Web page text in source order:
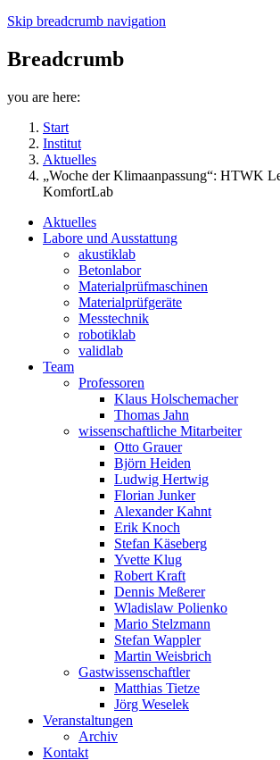
Skip breadcrumb navigation
Breadcrumb
you are here:
Start
Institut
Aktuelles
„Woche der Klimaanpassung“: HTWK
KomfortLab
Aktuelles
Labore und Ausstattung
akustiklab
Betonlabor
Materialprüfmaschinen
Materialprüfgeräte
Messtechnik
robotiklab
validlab
Team
Professoren
Klaus Holschemacher
Thomas Jahn
wissenschaftliche Mitarbeiter
Otto Grauer
Björn Heiden
Ludwig Hertwig
Florian Junker
Alexander Kahnt
Erik Knoch
Stefan Käseberg
Yvette Klug
Robert Kraft
Dennis Meßerer
Wladislaw Polienko
Mario Stelzmann
Stefan Wappler
Martin Weisbrich
Gastwissenschaftler
Matthias Tietze
Jörg Weselek
Veranstaltungen
Archiv
Kontakt